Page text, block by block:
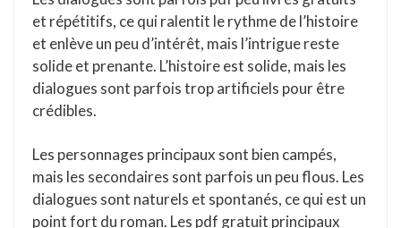
et répétitifs, ce qui ralentit le rythme de l’histoire
et enlève un peu d’intérêt, mais l’intrigue reste
solide et prenante. L’histoire est solide, mais les
dialogues sont parfois trop artificiels pour être
crédibles.
Les personnages principaux sont bien campés,
mais les secondaires sont parfois un peu flous. Les
dialogues sont naturels et spontanés, ce qui est un
point fort du roman. Les pdf gratuit principaux